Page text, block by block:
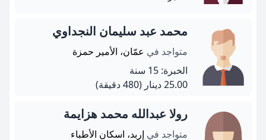
محمد عبد سليمان النجداوي
متواجد في عمّان، الأمير حمزة
الخبرة: 15 سنة
25.00 دينار
(480 دقيقة)
رولا عبدالله محمد هزايمة
متواجد في إربد، اسكان الأطباء